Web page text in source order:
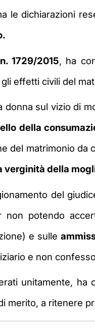
le dichiarazioni
n. 1729/2015, ha
effetti civili del
sul vizio di
della
del matrimonio
verginità della
del
non potendo
e sulle
e non
unitamente,
merito, a ritenere